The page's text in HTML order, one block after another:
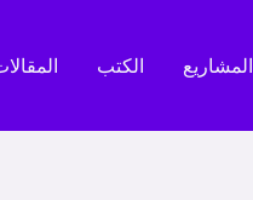
الكتب المشاريع